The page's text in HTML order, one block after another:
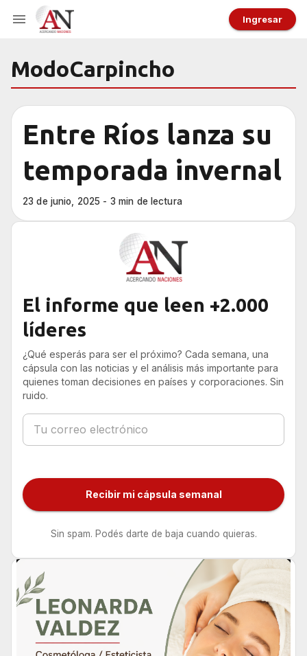
Ingresar
ModoCarpincho
Entre Ríos lanza su
temporada invernal
23 de junio, 2025 - 3 min de lectura
El informe que leen +2.000
líderes
¿Qué esperás para ser el próximo? Cada semana, una
cápsula con las noticias y el análisis más importante para
quienes toman decisiones en países y corporaciones. Sin
ruido.
Recibir mi cápsula semanal
Sin spam. Podés darte de baja cuando quieras.